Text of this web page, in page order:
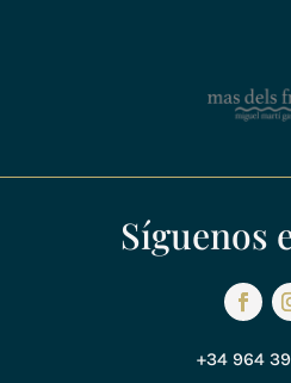
Síguenos
+34 964